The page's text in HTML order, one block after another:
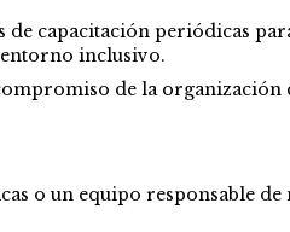
de capacitación periódicas
inclusivo.
de la
o un equipo responsable